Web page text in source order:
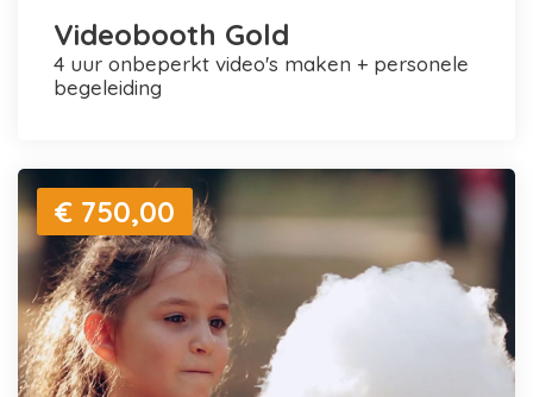
Videobooth Gold
4 uur onbeperkt video's maken + personele
begeleiding
€ 750,00